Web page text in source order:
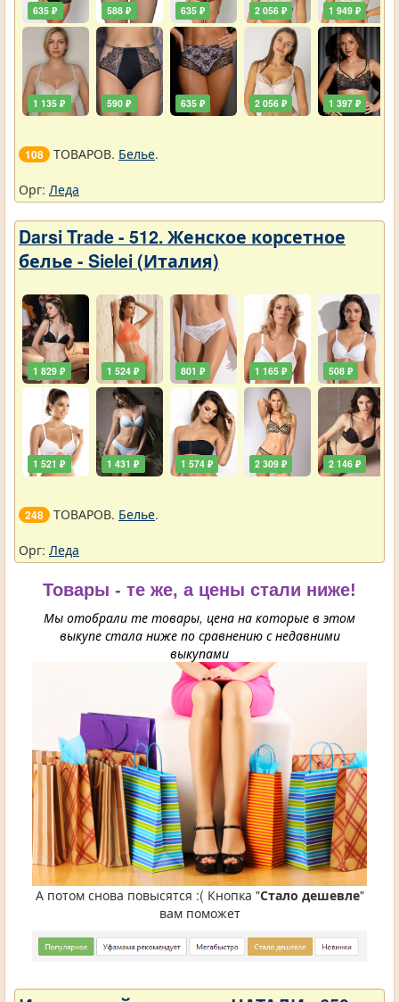
635 ₽
1 135 ₽
588 ₽
590 ₽
635 ₽
635 ₽
2 056 ₽
2 056 ₽
1 949 ₽
1 397 ₽
108 ТОВАРОВ. Белье.
Орг: Леда
Darsi Trade - 512. Женское корсетное
белье - Sielei (Италия)
1 829 ₽
1 521 ₽
1 524 ₽
1 431 ₽
801 ₽
1 574 ₽
1 165 ₽
2 309 ₽
508 ₽
2 146 ₽
248 ТОВАРОВ. Белье.
Орг: Леда
Товары - те же, а цены стали ниже!
Мы отобрали те товары, цена на которые в этом
выкупе стала ниже по сравнению с недавними
выкупами
А потом снова повысятся :( Кнопка "Стало дешевле"
вам поможет